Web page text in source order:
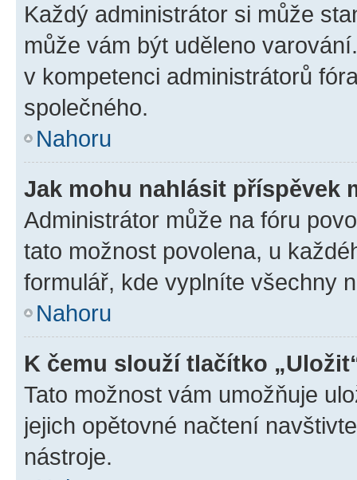
Každý administrátor si může
může vám být uděleno
v kompetenci administrátorů
společného.
Nahoru
Jak mohu nahlásit příspěvek
Administrátor může na fóru
tato možnost povolena, u
formulář, kde vyplníte všechny
Nahoru
K čemu slouží tlačítko
Tato možnost vám umožňuje
jejich opětovné načtení
nástroje.